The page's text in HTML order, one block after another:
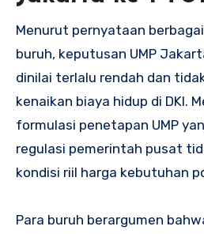
Menurut pernyataan
buruh, keputusan UMP
dinilai terlalu rendah dan
kenaikan biaya hidup di DKI.
formulasi penetapan UMP
regulasi pemerintah pusat
kondisi riil harga kebutuhan
Para buruh berargumen